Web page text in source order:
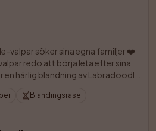
valpar söker sina egna familjer ❤️
redo att börja leta efter sina
härlig blandning av Labradoodle
Blandingsrase